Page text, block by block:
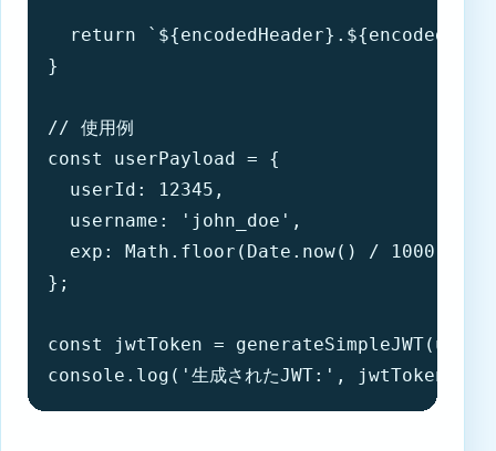
return
}
// 使用例
const userPayload = {
  userId: 12345,
  username: 'john_doe',
exp: Math.floor(Date.now() / 1000) +
};
const jwtToken =
console.log('生成されたJWT:', jwtToken);